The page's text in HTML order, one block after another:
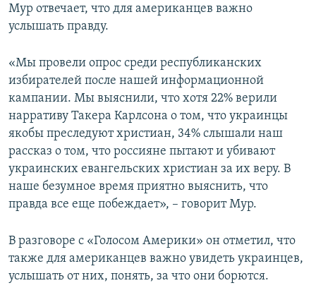
Мур отвечает, что для американцев важно
услышать правду.
«Мы провели опрос среди республиканских
избирателей после нашей информационной
кампании. Мы выяснили, что хотя 22% верили
нарративу Такера Карлсона о том, что украинцы
якобы преследуют христиан, 34% слышали наш
рассказ о том, что россияне пытают и убивают
украинских евангельских христиан за их веру. В
наше безумное время приятно выяснить, что
правда все еще побеждает», – говорит Мур.
В разговоре с «Голосом Америки» он отметил, что
также для американцев важно увидеть украинцев,
услышать от них, понять, за что они борются.